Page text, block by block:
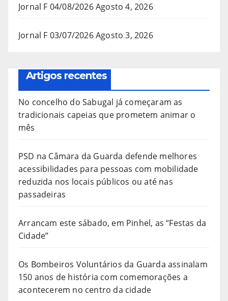
Jornal F 04/08/2026Agosto 4, 2026
Jornal F 03/07/2026Agosto 3, 2026
Artigos recentes
No concelho do Sabugal já começaram as
tradicionais capeias que prometem animar o
mês
PSD na Câmara da Guarda defende melhores
acessibilidades para pessoas com mobilidade
reduzida nos locais públicos ou até nas
passadeiras
Arrancam este sábado, em Pinhel, as “Festas da
Cidade”
Os Bombeiros Voluntários da Guarda assinalam
150 anos de história com comemorações a
acontecerem no centro da cidade